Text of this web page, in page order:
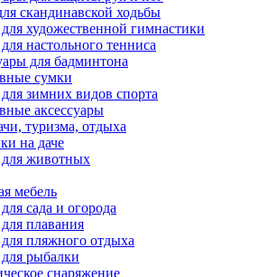
скандинавской ходьбы
художественной гимнастики
настольного тенниса
для бадминтона
сумки
зимних видов спорта
аксессуары
туризма, отдыха
на даче
животных
мебель
сада и огорода
плавания
пляжного отдыха
рыбалки
снаряжение